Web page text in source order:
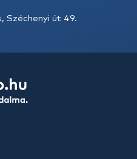
Széchenyi út 49.